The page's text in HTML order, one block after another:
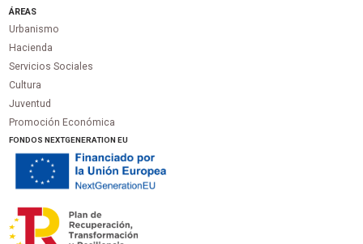
ÁREAS
Urbanismo
Hacienda
Servicios Sociales
Cultura
Juventud
Promoción Económica
FONDOS NEXTGENERATION EU